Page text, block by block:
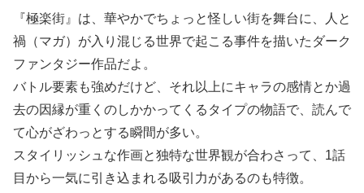
『極楽街』は、華やかでちょっと怪しい街を舞台に、人と
禍（マガ）が入り混じる世界で起こる事件を描いたダーク
ファンタジー作品だよ。
バトル要素も強めだけど、それ以上にキャラの感情とか過
去の因縁が重くのしかかってくるタイプの物語で、読んで
て心がざわっとする瞬間が多い。
スタイリッシュな作画と独特な世界観が合わさって、1話
目から一気に引き込まれる吸引力があるのも特徴。